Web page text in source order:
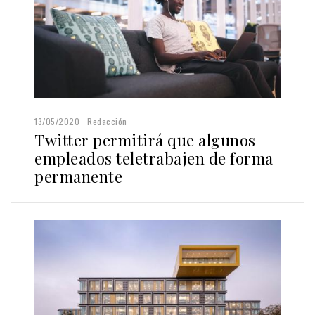
13/05/2020 Redacción
Twitter permitirá que algunos
empleados teletrabajen de forma
permanente